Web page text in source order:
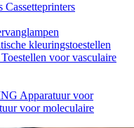
Cassetteprinters
kleuringstoestellen
Toestellen voor vasculaire
Apparatuur voor
voor moleculaire